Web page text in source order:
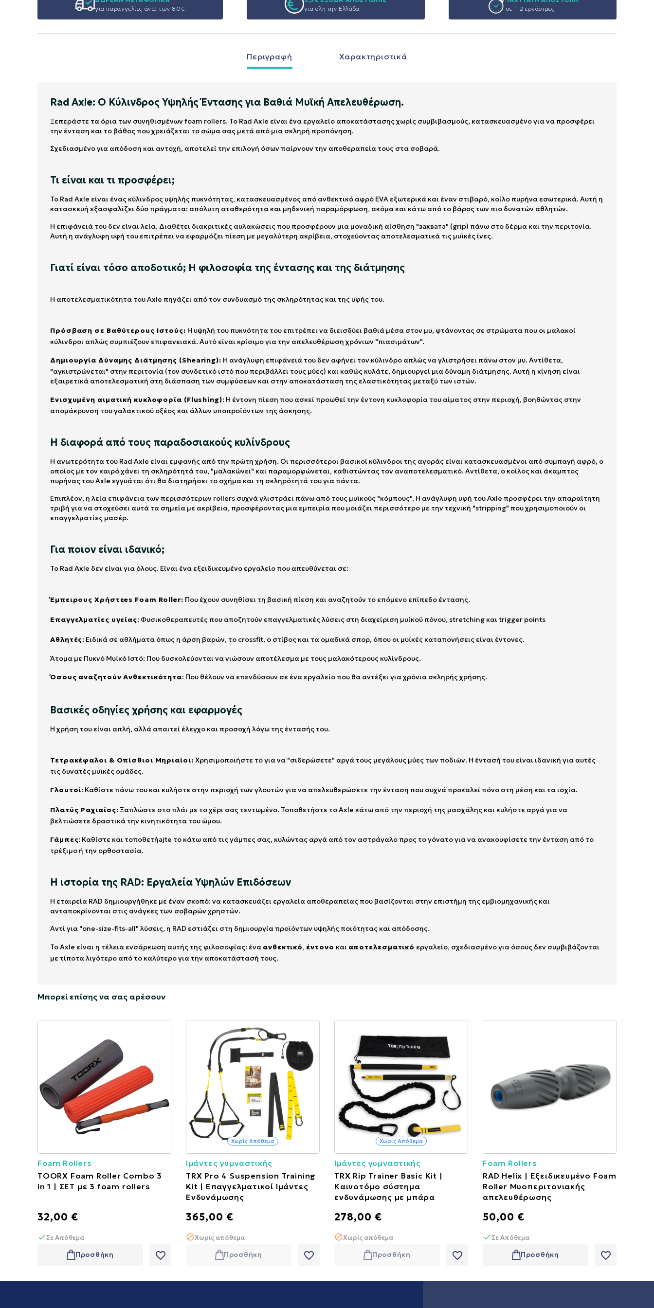
για παραγγελίες άνω των 80€
για όλη την Ελλάδα
σε 1-2 εργάσιμες
Περιγραφή Χαρακτηριστικά
Rad Axle: Ο Κύλινδρος Υψηλής Έντασης για Βαθιά Μυϊκή Απελευθέρωση.
Ξεπεράστε τα όρια των συνηθισμένων foam rollers. Το Rad Axle είναι ένα εργαλείο αποκατάστασης χωρίς συμβιβασμούς, κατασκευασμένο για να προσφέρει
την ένταση και το βάθος που χρειάζεται το σώμα σας μετά από μια σκληρή προπόνηση.
Σχεδιασμένο για απόδοση και αντοχή, αποτελεί την επιλογή όσων παίρνουν την αποθεραπεία τους στα σοβαρά.
Τι είναι και τι προσφέρει;
Το Rad Axle είναι ένας κύλινδρος υψηλής πυκνότητας, κατασκευασμένος από ανθεκτικό αφρό EVA εξωτερικά και έναν στιβαρό, κοίλο πυρήνα εσωτερικά. Αυτή η
κατασκευή εξασφαλίζει δύο πράγματα: απόλυτη σταθερότητα και μηδενική παραμόρφωση, ακόμα και κάτω από το βάρος των πιο δυνατών αθλητών.
Η επιφάνειά του δεν είναι λεία. Διαθέτει διακριτικές αυλακώσεις που προσφέρουν μια μοναδική αίσθηση "захвата" (grip) πάνω στο δέρμα και την περιτονία.
Αυτή η ανάγλυφη υφή του επιτρέπει να εφαρμόζει πίεση με μεγαλύτερη ακρίβεια, στοχεύοντας αποτελεσματικά τις μυϊκές ίνες.
Γιατί είναι τόσο αποδοτικό; Η φιλοσοφία της έντασης και της διάτμησης
Η αποτελεσματικότητα του Axle πηγάζει από τον συνδυασμό της σκληρότητας και της υφής του.
Πρόσβαση σε Βαθύτερους Ιστούς: Η υψηλή του πυκνότητα του επιτρέπει να διεισδύει βαθιά μέσα στον μυ, φτάνοντας σε στρώματα που οι μαλακοί
κύλινδροι απλώς συμπιέζουν επιφανειακά. Αυτό είναι κρίσιμο για την απελευθέρωση χρόνιων "πιασιμάτων".
Δημιουργία Δύναμης Διάτμησης (Shearing): Η ανάγλυφη επιφάνειά του δεν αφήνει τον κύλινδρο απλώς να γλιστρήσει πάνω στον μυ. Αντίθετα,
"αγκιστρώνεται" στην περιτονία (τον συνδετικό ιστό που περιβάλλει τους μύες) και καθώς κυλάτε, δημιουργεί μια δύναμη διάτμησης. Αυτή η κίνηση είναι
εξαιρετικά αποτελεσματική στη διάσπαση των συμφύσεων και στην αποκατάσταση της ελαστικότητας μεταξύ των ιστών.
Ενισχυμένη αιματική κυκλοφορία (Flushing): Η έντονη πίεση που ασκεί προωθεί την έντονη κυκλοφορία του αίματος στην περιοχή, βοηθώντας στην
απομάκρυνση του γαλακτικού οξέος και άλλων υποπροϊόντων της άσκησης.
Η διαφορά από τους παραδοσιακούς κυλίνδρους
Η ανωτερότητα του Rad Axle είναι εμφανής από την πρώτη χρήση. Οι περισσότεροι βασικοί κύλινδροι της αγοράς είναι κατασκευασμένοι από συμπαγή αφρό, ο
οποίος με τον καιρό χάνει τη σκληρότητά του, "μαλακώνει" και παραμορφώνεται, καθιστώντας τον αναποτελεσματικό. Αντίθετα, ο κοίλος και άκαμπτος
πυρήνας του Axle εγγυάται ότι θα διατηρήσει το σχήμα και τη σκληρότητά του για πάντα.
Επιπλέον, η λεία επιφάνεια των περισσότερων rollers συχνά γλιστράει πάνω από τους μυϊκούς "κόμπους". Η ανάγλυφη υφή του Axle προσφέρει την απαραίτητη
τριβή για να στοχεύσει αυτά τα σημεία με ακρίβεια, προσφέροντας μια εμπειρία που μοιάζει περισσότερο με την τεχνική "stripping" που χρησιμοποιούν οι
επαγγελματίες μασέρ.
Για ποιον είναι ιδανικό;
Το Rad Axle δεν είναι για όλους. Είναι ένα εξειδικευμένο εργαλείο που απευθύνεται σε:
Έμπειρους Χρήστεes Foam Roller: Που έχουν συνηθίσει τη βασική πίεση και αναζητούν το επόμενο επίπεδο έντασης.
Επαγγελματίες υγείας: Φυσικοθεραπευτές που αποζητούν επαγγελματικές λύσεις στη διαχείριση μυίκού πόνου, stretching και trigger points
Αθλητές: Ειδικά σε αθλήματα όπως η άρση βαρών, το crossfit, ο στίβος και τα ομαδικά σπορ, όπου οι μυϊκές καταπονήσεις είναι έντονες.
Άτομα με Πυκνό Μυϊκό Ιστό: Που δυσκολεύονται να νιώσουν αποτέλεσμα με τους μαλακότερους κυλίνδρους.
Όσους αναζητούν Ανθεκτικότητα: Που θέλουν να επενδύσουν σε ένα εργαλείο που θα αντέξει για χρόνια σκληρής χρήσης.
Βασικές οδηγίες χρήσης και εφαρμογές
Η χρήση του είναι απλή, αλλά απαιτεί έλεγχο και προσοχή λόγω της έντασής του.
Τετρακέφαλοι & Οπίσθιοι Μηριαίοι: Χρησιμοποιήστε το για να "σιδερώσετε" αργά τους μεγάλους μύες των ποδιών. Η έντασή του είναι ιδανική για αυτές
τις δυνατές μυϊκές ομάδες.
Γλουτοί: Καθίστε πάνω του και κυλήστε στην περιοχή των γλουτών για να απελευθερώσετε την ένταση που συχνά προκαλεί πόνο στη μέση και τα ισχία.
Πλατύς Ραχιαίος: Ξαπλώστε στο πλάι με το χέρι σας τεντωμένο. Τοποθετήστε το Axle κάτω από την περιοχή της μασχάλης και κυλήστε αργά για να
βελτιώσετε δραστικά την κινητικότητα του ώμου.
Γάμπες: Καθίστε και τοποθετήajte το κάτω από τις γάμπες σας, κυλώντας αργά από τον αστράγαλο προς το γόνατο για να ανακουφίσετε την ένταση από το
τρέξιμο ή την ορθοστασία.
Η ιστορία της RAD: Εργαλεία Υψηλών Επιδόσεων
Η εταιρεία RAD δημιουργήθηκε με έναν σκοπό: να κατασκευάζει εργαλεία αποθεραπείας που βασίζονται στην επιστήμη της εμβιομηχανικής και
ανταποκρίνονται στις ανάγκες των σοβαρών χρηστών.
Αντί για "one-size-fits-all" λύσεις, η RAD εστιάζει στη δημιουργία προϊόντων υψηλής ποιότητας και απόδοσης.
Το Axle είναι η τέλεια ενσάρκωση αυτής της φιλοσοφίας: ένα ανθεκτικό, έντονο και αποτελεσματικό εργαλείο, σχεδιασμένο για όσους δεν συμβιβάζονται
με τίποτα λιγότερο από το καλύτερο για την αποκατάστασή τους.
Μπορεί επίσης να σας αρέσουν
Foam Rollers
TOORX Foam Roller Combo 3
in 1 | ΣΕΤ με 3 foam rollers
32,00 €
Σε Απόθεμα
Προσθήκη favorite_border
Χωρίς Απόθεμα
Ιμάντες γυμναστικής
TRX Pro 4 Suspension Training
Kit | Επαγγελματικοί Ιμάντες
Ενδυνάμωσης
365,00 €
Χωρίς απόθεμα
Προσθήκη favorite_border
Χωρίς Απόθεμα
Ιμάντες γυμναστικής
TRX Rip Trainer Basic Kit |
Καινοτόμο σύστημα
ενδυνάμωσης με μπάρα
278,00 €
Χωρίς απόθεμα
Προσθήκη favorite_border
Foam Rollers
RAD Helix | Εξειδικευμένο Foam
Roller Μυοπεριτονιακής
απελευθέρωσης
50,00 €
Σε Απόθεμα
Προσθήκη favorite_border